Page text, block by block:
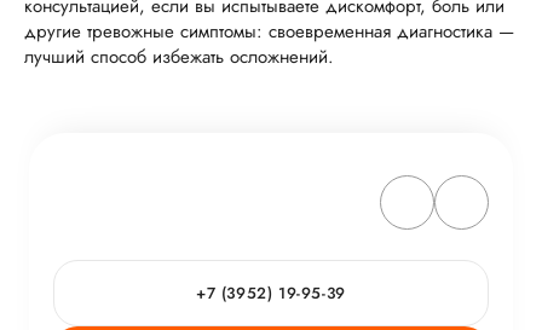
консультацией, если вы испытываете дискомфорт, боль или
другие тревожные симптомы: своевременная диагностика —
лучший способ избежать осложнений.
+7 (3952) 19-95-39